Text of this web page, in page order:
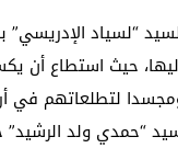
“لسياد الإدريسي”
حيث استطاع أن
لتطلعاتهم في
“حمدي ولد الرشيد”